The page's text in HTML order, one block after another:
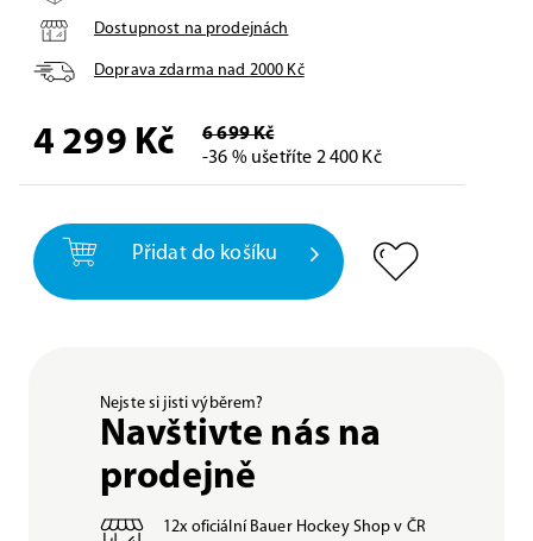
Dostupnost na prodejnách
Doprava zdarma nad 2000 Kč
4 299 Kč
6 699 Kč
-36 % ušetříte 2 400 Kč
Přidat do košíku
Nejste si jisti výběrem?
Navštivte nás na
prodejně
12x oficiální Bauer Hockey Shop v ČR